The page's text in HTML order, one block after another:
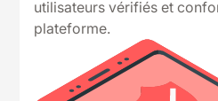
utilisateurs vérifiés et
plateforme.